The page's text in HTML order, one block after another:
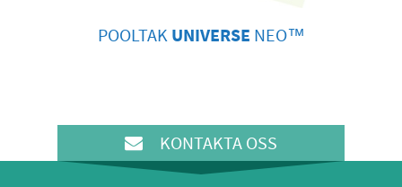
POOLTAK UNIVERSE NEO™
KONTAKTA OSS